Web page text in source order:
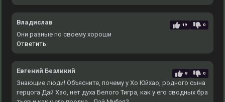
Владислав 19 0
Они разные по своему хороши
Ответить
Евгений Безликий 8 0
Знающие люди! Объясните, почему у Хо Юйхао, родного сына
герцога Дай Хао, нет духа Белого Тигра, как у его сводных бра